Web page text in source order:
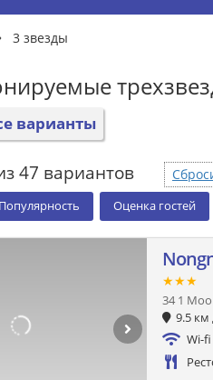
3 звезды
варианты
47 вариантов
Популярность Оценка гостей
★★★
34 1
9.5 км
Wi-